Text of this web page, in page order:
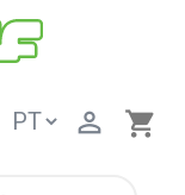
shopping_cart
